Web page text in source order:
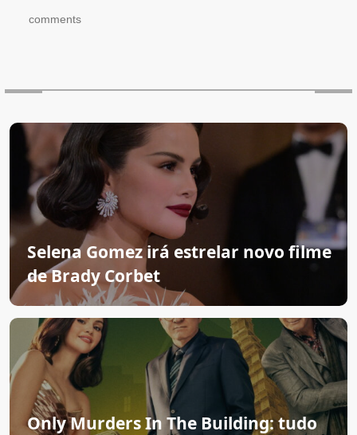
comments
Selena Gomez irá estrelar novo filme
de Brady Corbet
Only Murders In The Building: tudo